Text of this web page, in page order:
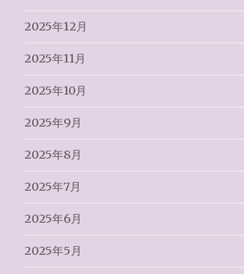
2025年12月
2025年11月
2025年10月
2025年9月
2025年8月
2025年7月
2025年6月
2025年5月